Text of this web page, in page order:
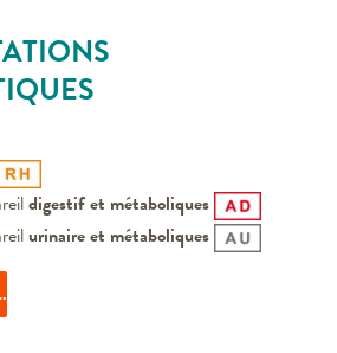
digestif et métaboliques
urinaire et métaboliques